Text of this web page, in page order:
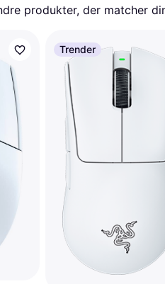
produkter, der matcher
Trender